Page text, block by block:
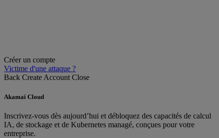
Créer un compte
Victime d'une attaque ?
Back Create Account Close
Akamai Cloud
Inscrivez-vous dès aujourd’hui et débloquez des capacités de calcul
IA, de stockage et de Kubernetes managé, conçues pour votre
entreprise.